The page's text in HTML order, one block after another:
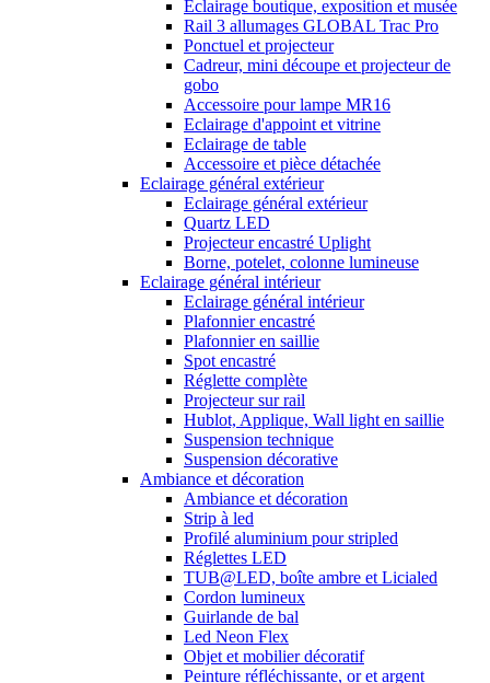
Eclairage boutique, exposition et musée
Rail 3 allumages GLOBAL Trac Pro
Ponctuel et projecteur
Cadreur, mini découpe et projecteur de
gobo
Accessoire pour lampe MR16
Eclairage d'appoint et vitrine
Eclairage de table
Accessoire et pièce détachée
Eclairage général extérieur
Eclairage général extérieur
Quartz LED
Projecteur encastré Uplight
Borne, potelet, colonne lumineuse
Eclairage général intérieur
Eclairage général intérieur
Plafonnier encastré
Plafonnier en saillie
Spot encastré
Réglette complète
Projecteur sur rail
Hublot, Applique, Wall light en saillie
Suspension technique
Suspension décorative
Ambiance et décoration
Ambiance et décoration
Strip à led
Profilé aluminium pour stripled
Réglettes LED
TUB@LED, boîte ambre et Licialed
Cordon lumineux
Guirlande de bal
Led Neon Flex
Objet et mobilier décoratif
Peinture réfléchissante, or et argent